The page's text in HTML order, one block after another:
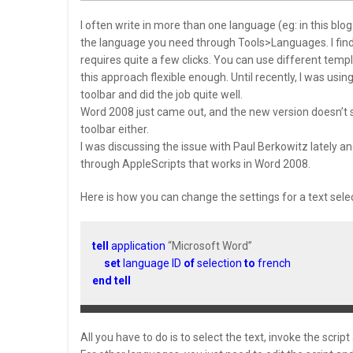
I often write in more than one language (eg: in this
the language you need through Tools>Languages. I
requires quite a few clicks. You can use different
this approach flexible enough. Until recently, I was
toolbar and did the job quite well.
Word 2008 just came out, and the new version
toolbar either.
I was discussing the issue with Paul Berkowitz lately
through AppleScripts that works in Word 2008.
Here is how you can change the settings for a text
tell application “Microsoft Word”
set language ID ofselection to french
end tell
All you have to do is to select the text, invoke the script